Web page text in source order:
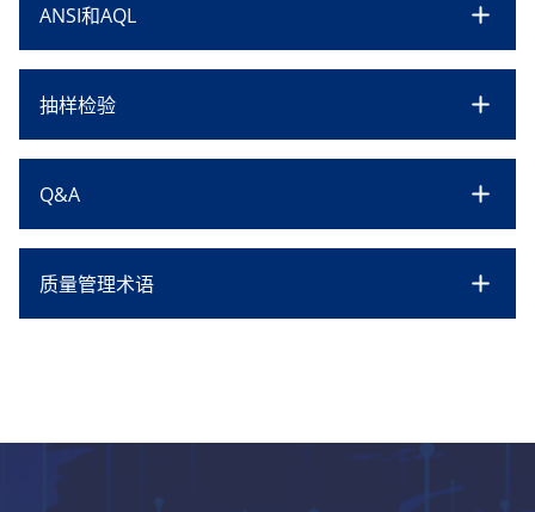
ANSI和AQL
抽样检验
Q&A
质量管理术语